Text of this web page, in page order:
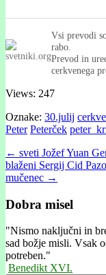
Vsi prevodi
rabo.
Prevod in
cerkvenega
Views: 247
Oznake: 30.julij
Peter Peterček
Post
navigation
← sveti Jožef Yuan
blaženi Sergij Cid
mučenec →
Dobra misel
"Nismo naključni in
sad božje misli. Vsak
potreben."
Benedikt XVI.